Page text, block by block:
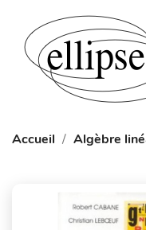
Accueil Algèbre